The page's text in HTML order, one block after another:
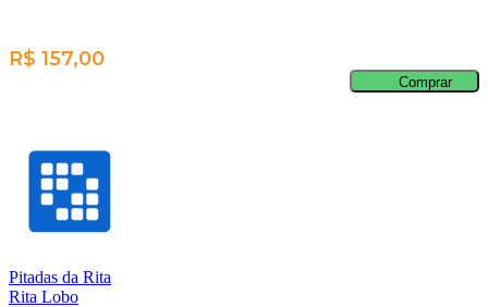
R$ 157,00
Comprar
Pitadas da Rita
Rita Lobo